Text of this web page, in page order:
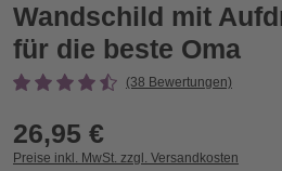
Wandschild mit
für die beste Oma
(38 Bewertungen)
26,95 €
Preise inkl. MwSt. zzgl. Versandkosten